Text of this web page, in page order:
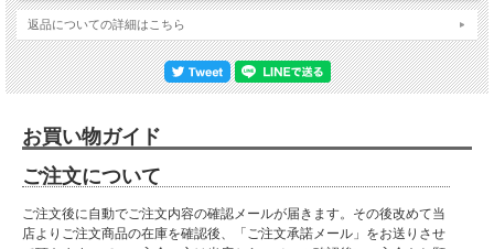
返品についての詳細はこちら
お買い物ガイド
ご注文について
ご注文後に自動でご注文内容の確認メールが届きます。その後改めて当
店よりご注文商品の在庫を確認後、「ご注文承諾メール」をお送りさせ